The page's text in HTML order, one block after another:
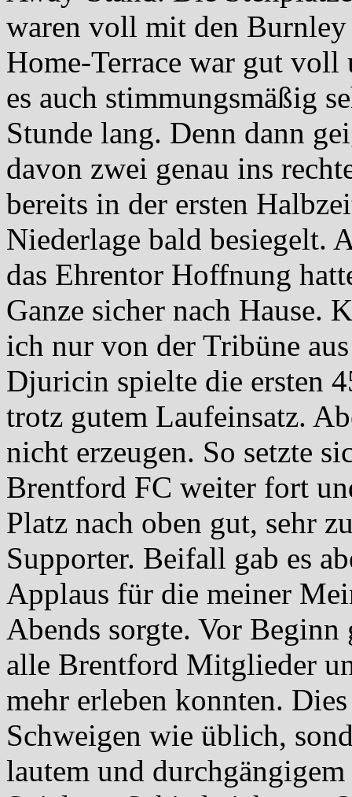
waren voll mit den
Home-Terrace war gut voll
es auch stimmungsmäßig
Stunde lang. Denn dann
davon zwei genau ins
bereits in der ersten
Niederlage bald besiegelt.
das Ehrentor Hoffnung
Ganze sicher nach Hause.
ich nur von der Tribüne
Djuricin spielte die ersten
trotz gutem Laufeinsatz.
nicht erzeugen. So setzte
Brentford FC weiter fort
Platz nach oben gut, sehr
Supporter. Beifall gab es
Applaus für die meiner
Abends sorgte. Vor
alle Brentford Mitglieder
mehr erleben konnten.
Schweigen wie üblich,
lautem und